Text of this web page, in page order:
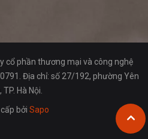
cổ phần thương mại và công nghệ
Địa chỉ: số 27/192, phường Yên
TP. Hà Nội.
bởi Sapo